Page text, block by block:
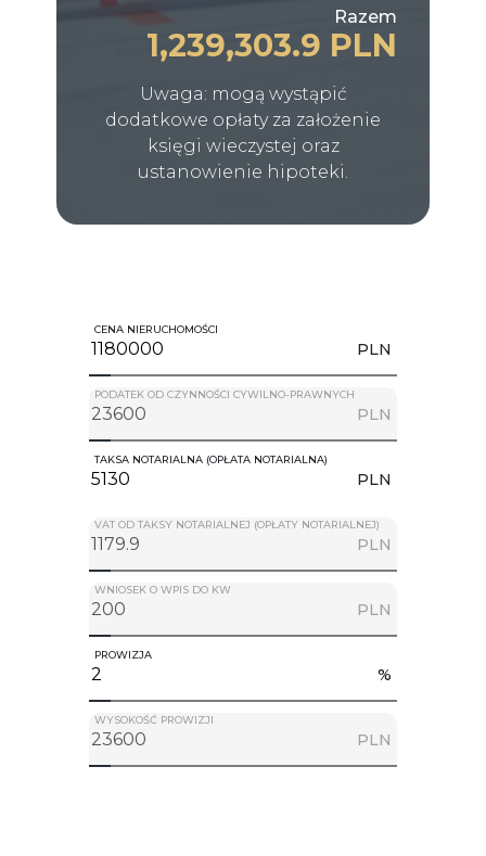
Razem
1,239,303.9 PLN
Uwaga: mogą wystąpić
dodatkowe opłaty za założenie
księgi wieczystej oraz
ustanowienie hipoteki.
CENA NIERUCHOMOŚCI
PLN
PODATEK OD CZYNNOŚCI CYWILNO-PRAWNYCH
PLN
TAKSA NOTARIALNA (OPŁATA NOTARIALNA)
PLN
VAT OD TAKSY NOTARIALNEJ (OPŁATY NOTARIALNEJ)
PLN
WNIOSEK O WPIS DO KW
PLN
PROWIZJA
%
WYSOKOŚĆ PROWIZJI
PLN